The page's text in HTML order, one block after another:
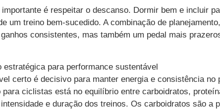
é respeitar o descanso. Dormir bem e incluir
um treino bem-sucedido. A combinação de
consistentes, mas também um pedal mais
estratégica para performance sustentável
certo é decisivo para manter energia e consistência no
para ciclistas está no equilíbrio entre carboidratos,
e duração dos treinos. Os carboidratos são a